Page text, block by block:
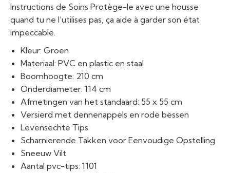
Instructions de Soins Protège-le avec une housse
quand tu ne l’utilises pas, ça aide à garder son état
impeccable.
Kleur: Groen
Materiaal: PVC en plastic en staal
Boomhoogte: 210 cm
Onderdiameter: 114 cm
Afmetingen van het standaard: 55 x 55 cm
Versierd met dennenappels en rode bessen
Levensechte Tips
Scharnierende Takken voor Eenvoudige Opstelling
Sneeuw Vilt
Aantal pvc-tips: 1101